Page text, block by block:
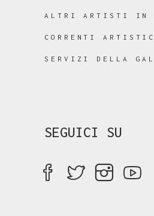
ALTRI ARTISTI IN
CORRENTI
SERVIZI DELLA
SEGUICI SU